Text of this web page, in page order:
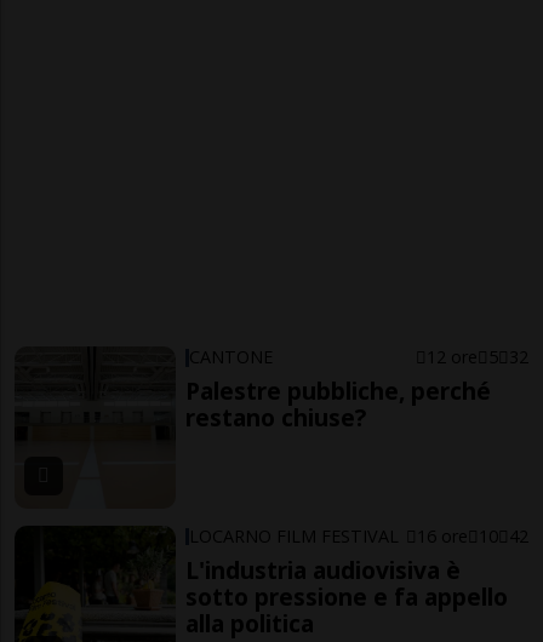
CANTONE 12 ore 5 32
Palestre pubbliche, perché
restano chiuse?
LOCARNO FILM FESTIVAL 16 ore 10 42
L'industria audiovisiva è
sotto pressione e fa appello
alla politica